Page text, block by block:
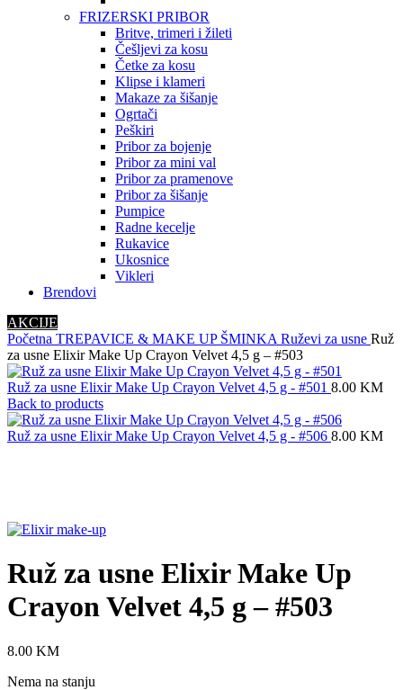
FRIZERSKI PRIBOR
Britve, trimeri i žileti
Češljevi za kosu
Četke za kosu
Klipse i klameri
Makaze za šišanje
Ogrtači
Peškiri
Pribor za bojenje
Pribor za mini val
Pribor za pramenove
Pribor za šišanje
Pumpice
Radne kecelje
Rukavice
Ukosnice
Vikleri
Brendovi
AKCIJE
Početna TREPAVICE & MAKE UP ŠMINKA Ruževi za usne Ruž
za usne Elixir Make Up Crayon Velvet 4,5 g – #503
Ruž za usne Elixir Make Up Crayon Velvet 4,5 g - #501 8.00 KM
Back to products
Ruž za usne Elixir Make Up Crayon Velvet 4,5 g - #506 8.00 KM
Ruž za usne Elixir Make Up
Crayon Velvet 4,5 g – #503
8.00 KM
Nema na stanju